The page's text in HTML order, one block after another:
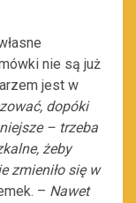
nie są już
jest w
dopóki
– trzeba
żeby
zmieniło się w
– Nawet